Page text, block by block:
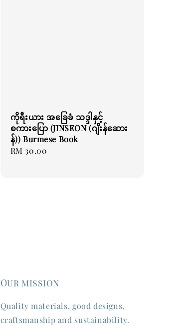
ကိုရီးယား အခြေခံ သဒ္ဒါနှင့်
စကားပြော (JINSEON (ဂျိးန်ဆေား
န်)) Burmese Book
Regular
RM 30.00
Our mission
Quality materials, good designs,
craftsmanship and sustainability.